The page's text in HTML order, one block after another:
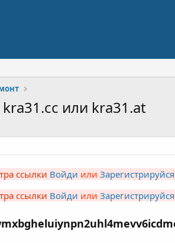
или kra31.at
ссылки Войди или Зарегистрируйся
ссылки Войди или Зарегистрируйся